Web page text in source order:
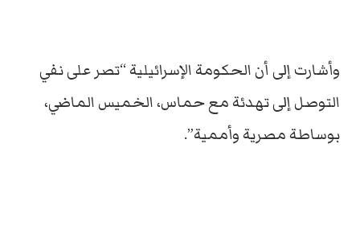
وأشارت إلى أن الحكومة الإسرائيلية “تصر على نفي
التوصل إلى تهدئة مع حماس، الخميس الماضي،
بوساطة مصرية وأممية”.